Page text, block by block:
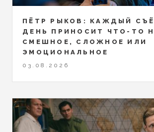
ПЁТР РЫКОВ: КАЖДЫЙ
ДЕНЬ ПРИНОСИТ ЧТО-ТО
СМЕШНОЕ, СЛОЖНОЕ ИЛИ
ЭМОЦИОНАЛЬНОЕ
03.08.2026